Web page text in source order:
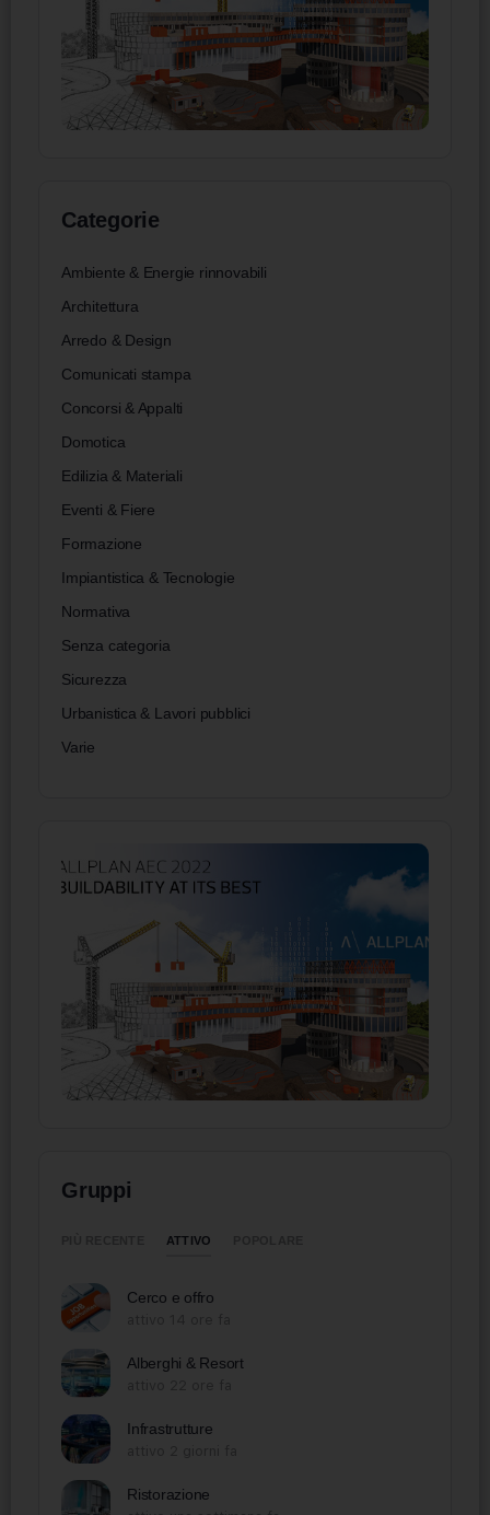
Categorie
Ambiente & Energie rinnovabili
Architettura
Arredo & Design
Comunicati stampa
Concorsi & Appalti
Domotica
Edilizia & Materiali
Eventi & Fiere
Formazione
Impiantistica & Tecnologie
Normativa
Senza categoria
Sicurezza
Urbanistica & Lavori pubblici
Varie
Gruppi
ATTIVO
Cerco e offro
Alberghi & Resort
Infrastrutture
Ristorazione